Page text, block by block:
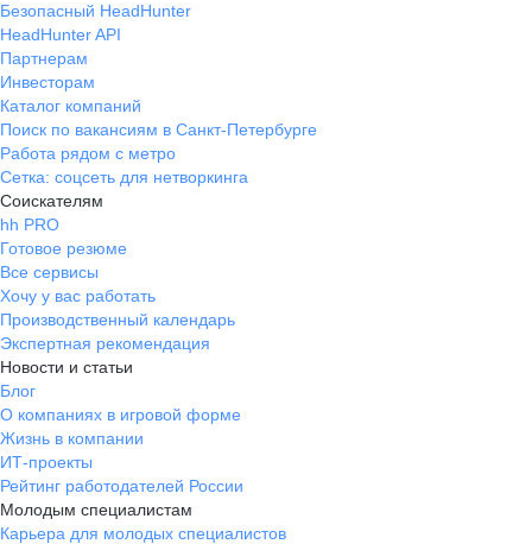
Безопасный HeadHunter
HeadHunter API
Партнерам
Инвесторам
Каталог компаний
Поиск по вакансиям в Санкт-Петербурге
Работа рядом с метро
Сетка: соцсеть для нетворкинга
Соискателям
hh PRO
Готовое резюме
Все сервисы
Хочу у вас работать
Производственный календарь
Экспертная рекомендация
Новости и статьи
Блог
О компаниях в игровой форме
Жизнь в компании
ИТ-проекты
Рейтинг работодателей России
Молодым специалистам
Карьера для молодых специалистов